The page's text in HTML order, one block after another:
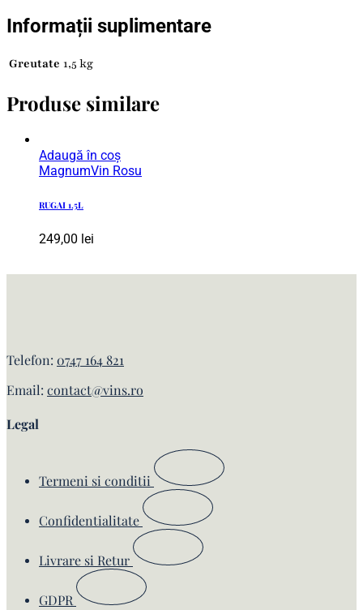
Informații suplimentare
Greutate 1,5 kg
Produse similare
Adaugă în coș
MagnumVin Rosu
RUGAI 1.5L
249,00 lei
Telefon: 0747 164 821
Email: contact@vins.ro
Legal
Termeni si conditii
Confidentialitate
Livrare si Retur
GDPR